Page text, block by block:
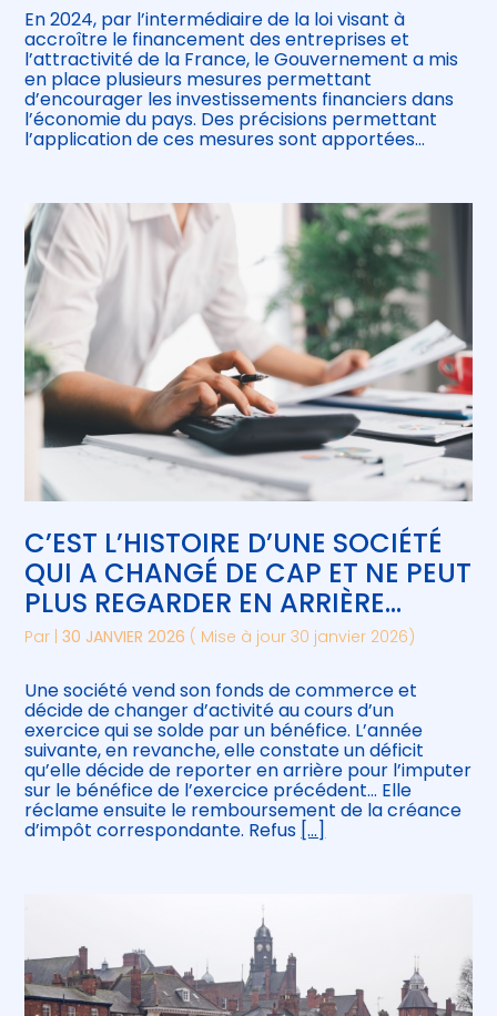
En 2024, par l’intermédiaire de la loi visant à
accroître le financement des entreprises et
l’attractivité de la France, le Gouvernement a mis
en place plusieurs mesures permettant
d’encourager les investissements financiers dans
l’économie du pays. Des précisions permettant
l’application de ces mesures sont apportées…
C’EST L’HISTOIRE D’UNE SOCIÉTÉ
QUI A CHANGÉ DE CAP ET NE PEUT
PLUS REGARDER EN ARRIÈRE…
Par |30 JANVIER 2026 ( Mise à jour 30 janvier 2026)
Une société vend son fonds de commerce et
décide de changer d’activité au cours d’un
exercice qui se solde par un bénéfice. L’année
suivante, en revanche, elle constate un déficit
qu’elle décide de reporter en arrière pour l’imputer
sur le bénéfice de l’exercice précédent… Elle
réclame ensuite le remboursement de la créance
d’impôt correspondante. Refus […]